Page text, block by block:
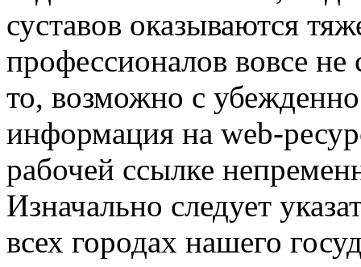
суставов оказываются
профессионалов вовсе
то, возможно с
информация на web-
рабочей ссылке
Изначально следует
всех городах нашего